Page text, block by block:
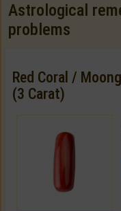
Astrological
problems
Red Coral /
(3 Carat)